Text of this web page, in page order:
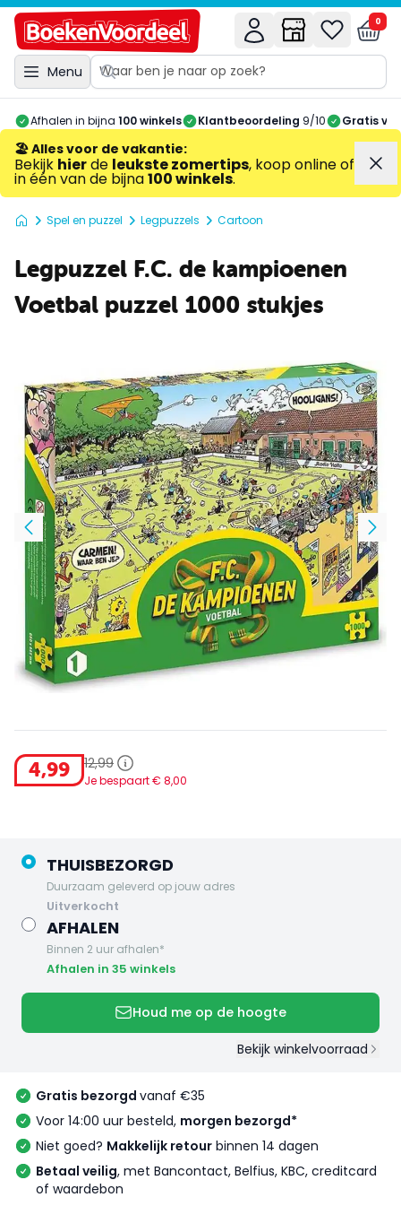
Menu
0
Afhalen in bijna 100 winkels Klantbeoordeling 9/10 Gratis
🏖️ Alles voor de vakantie:
Bekijk hierde leukste zomertips, koop online of
in één van de bijna100 winkels.
Spel en puzzel Legpuzzels Cartoon
Legpuzzel F.C. de kampioenen
Voetbal puzzel 1000 stukjes
4,99 12,99
Je bespaart € 8,00
THUISBEZORGD
Duurzaam geleverd op jouw adres
uitverkocht
AFHALEN
Binnen 2 uur afhalen*
Afhalen in 35 winkels
Houd me op de hoogte
Bekijk winkelvoorraad
Gratis bezorgd vanaf €35
Voor 14:00 uur besteld, morgen bezorgd*
Niet goed? Makkelijk retour binnen 14 dagen
Betaal veilig, met Bancontact, Belfius, KBC, creditcard
of waardebon